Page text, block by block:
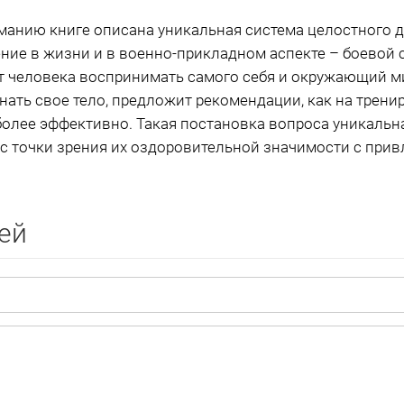
книге описана уникальная система целостного
в жизни и в военно-прикладном аспекте – боевой
человека воспринимать самого себя и окружающий
свое тело, предложит рекомендации, как на
эффективно. Такая постановка вопроса
точки зрения их оздоровительной значимости с